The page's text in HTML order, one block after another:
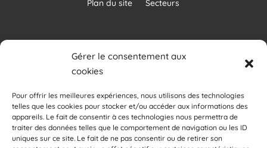
Gérer le consentement aux
cookies
Pour offrir les meilleures expériences, nous utilisons des technologies
telles que les cookies pour stocker et/ou accéder aux informations des
appareils. Le fait de consentir à ces technologies nous permettra de
traiter des données telles que le comportement de navigation ou les ID
uniques sur ce site. Le fait de ne pas consentir ou de retirer son
Plan du site
Secteurs
RÉALISATION